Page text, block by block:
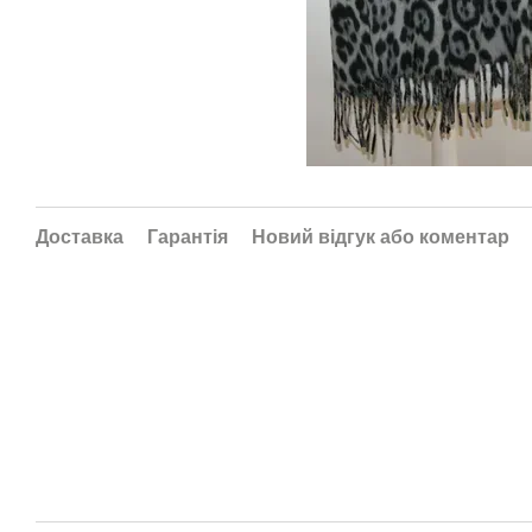
Доставка Гарантія Новий відгук або коментар